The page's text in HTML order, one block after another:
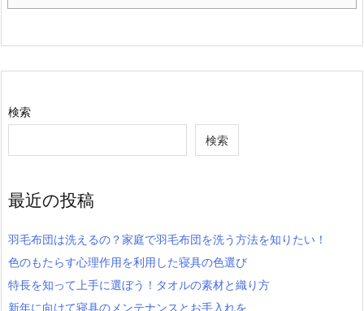
検索
検索
最近の投稿
羽毛布団は洗えるの？家庭で羽毛布団を洗う方法を知りたい！
色のもたらす心理作用を利用した寝具の色選び
特長を知って上手に選ぼう！タオルの素材と織り方
新年に向けて寝具のメンテナンスとお手入れを